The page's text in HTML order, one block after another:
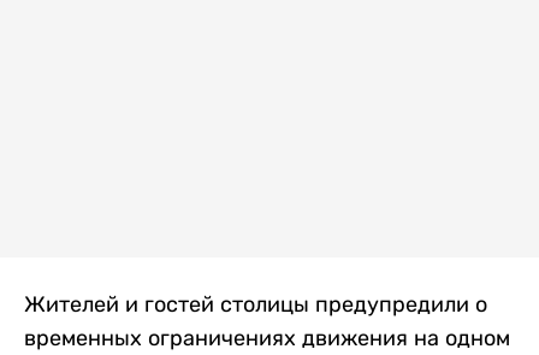
Жителей и гостей столицы предупредили о
временных ограничениях движения на одном